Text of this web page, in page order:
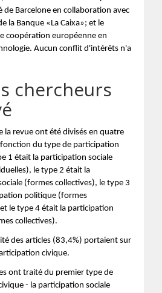
de Barcelone en collaboration avec
la Banque «La Caixa»; et le
coopération européenne en
Aucun conflit d'intérêts n'a
chercheurs
la revue ont été divisés en quatre
du type de participation
1 était la participation sociale
le type 2 était la
(formes collectives), le type 3
politique (formes
le type 4 était la participation
collectives).
des articles (83,4%) portaient sur
civique.
ont traité du premier type de
- la participation sociale